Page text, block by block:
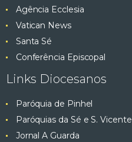
Agência Ecclesia
Vatican News
Santa Sé
Conferência Episcopal
Links Diocesanos
Paróquia de Pinhel
Paróquias da Sé e S. Vicente
Jornal A Guarda